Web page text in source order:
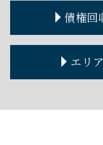
自己破産 連帯
破産管財人 権
自己破産 車 ロ
賃貸不動産ト
金銭トラブル
貸したお金 取
金銭トラブル
貸したお金 時
金銭トラブル
契約書作成 弁
コーポレート
企業法務 弁護士
コーポレート
企業法務 法律
債権回
債権回収 泣き
債権回収に強
債権回収の方法
エリ
大阪市 債権回